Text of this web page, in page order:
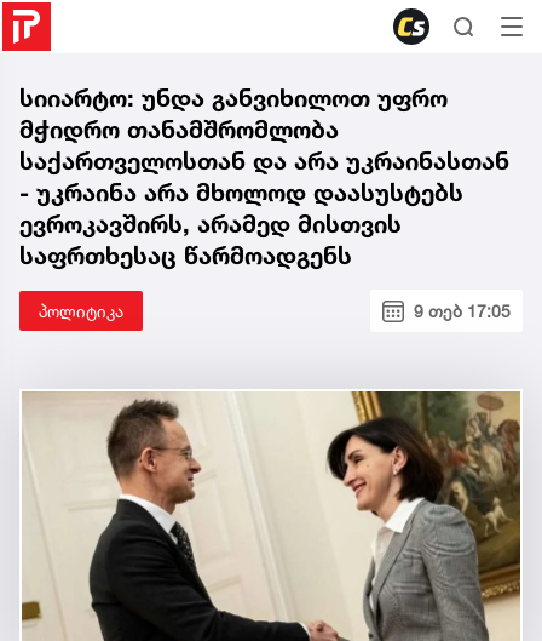
სიიარტო: უნდა განვიხილოთ უფრო
მჭიდრო თანამშრომლობა
საქართველოსთან და არა უკრაინასთან
- უკრაინა არა მხოლოდ დაასუსტებს
ევროკავშირს, არამედ მისთვის
საფრთხესაც წარმოადგენს
პოლიტიკა 9 თებ 17:05